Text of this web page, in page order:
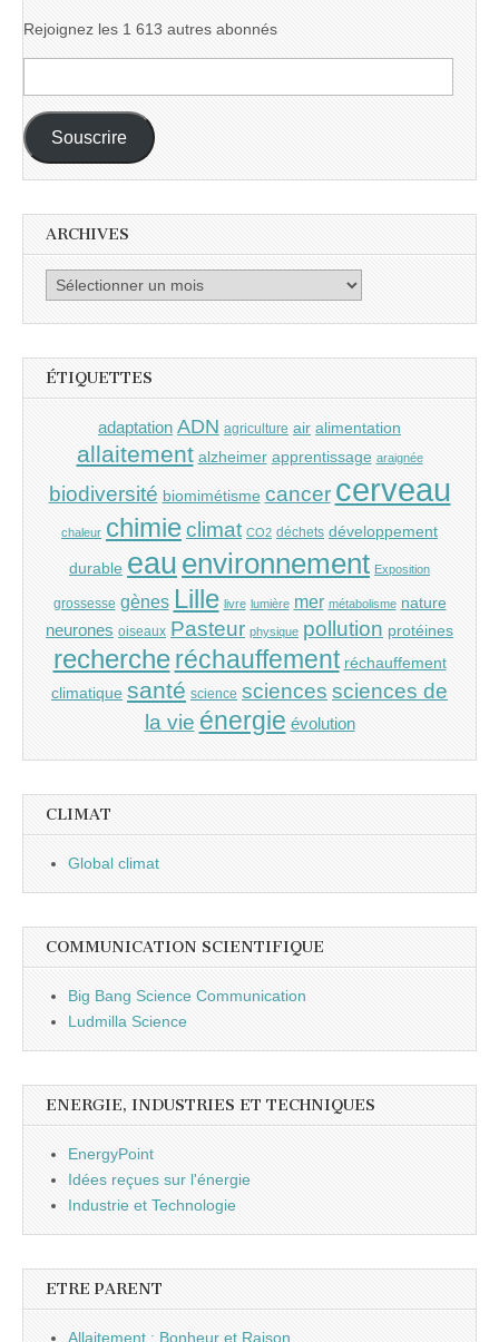
Rejoignez les 1 613 autres abonnés
e-
mail :
Souscrire
ARCHIVES
Archives
ÉTIQUETTES
adaptation ADN agriculture air alimentation
allaitement alzheimer apprentissage araignée
biodiversité biomimétisme cancer cerveau
chaleur chimieclimat CO2 déchets développement
durable eau environnement Exposition
grossesse gènes Lille livre lumière mer métabolisme nature
neurones oiseaux Pasteur physique pollution protéines
recherche réchauffement réchauffement
climatique santé science sciences sciences de
la vie énergie évolution
CLIMAT
Global climat
COMMUNICATION SCIENTIFIQUE
Big Bang Science Communication
Ludmilla Science
ENERGIE, INDUSTRIES ET TECHNIQUES
EnergyPoint
Idées reçues sur l'énergie
Industrie et Technologie
ETRE PARENT
Allaitement : Bonheur et Raison